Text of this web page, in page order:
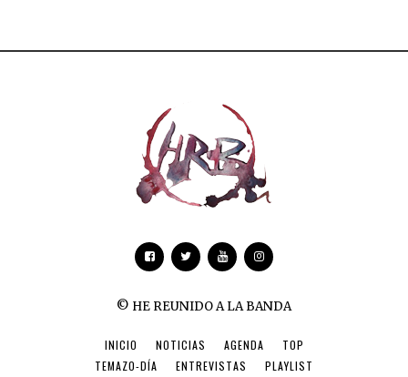
© HE REUNIDO A LA BANDA
INICIO NOTICIAS AGENDA
TOP
TEMAZO-DÍA
ENTREVISTAS PLAYLIST